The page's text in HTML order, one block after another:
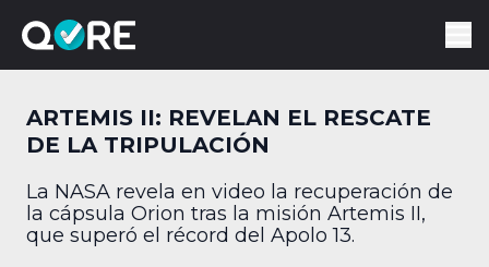
ARTEMIS II: REVELAN EL RESCATE
DE LA TRIPULACIÓN
La NASA revela en video la recuperación de
la cápsula Orion tras la misión Artemis II,
que superó el récord del Apolo 13.